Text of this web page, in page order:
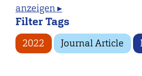
anzeigen ▸
Filter Tags
2022 Journal Article